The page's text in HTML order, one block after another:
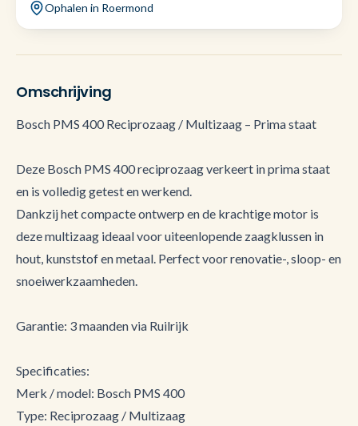
Ophalen in Roermond
Omschrijving
Bosch PMS 400 Reciprozaag / Multizaag – Prima staat
Deze Bosch PMS 400 reciprozaag verkeert in prima staat
en is volledig getest en werkend.
Dankzij het compacte ontwerp en de krachtige motor is
deze multizaag ideaal voor uiteenlopende zaagklussen in
hout, kunststof en metaal. Perfect voor renovatie-, sloop- en
snoeiwerkzaamheden.
Garantie: 3 maanden via Ruilrijk
Specificaties:
Merk / model: Bosch PMS 400
Type: Reciprozaag / Multizaag